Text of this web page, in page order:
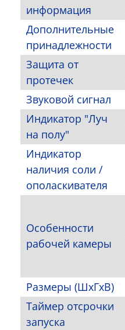
информация
Дополнительные
принадлежности
Защита от
протечек
Звуковой сигнал
Индикатор "Луч
на полу"
Индикатор
наличия соли /
ополаскивателя
Особенности
рабочей камеры
Размеры (ШхГхВ)
Таймер отсрочки
запуска